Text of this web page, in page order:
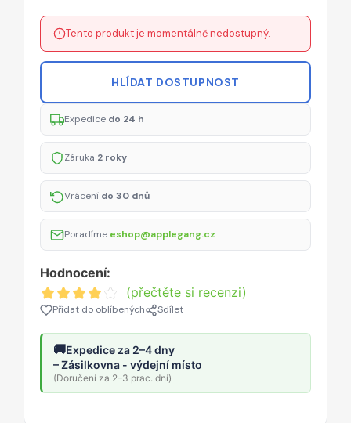
Tento produkt je momentálně nedostupný.
HLÍDAT DOSTUPNOST
Expedice do 24 h
Záruka 2 roky
Vrácení do 30 dnů
Poradíme eshop@applegang.cz
Hodnocení:
(přečtěte si recenzi)
Přidat do oblíbených Sdílet
🚚Expedice za 2–4 dny
– Zásilkovna - výdejní místo
(Doručení za 2–3 prac. dní)